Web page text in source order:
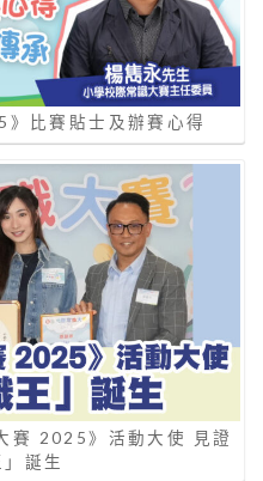
》比賽貼士及辦賽心得
賽 2025》活動大使 見證
」誕生